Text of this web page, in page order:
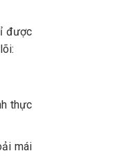
được
thực
mái